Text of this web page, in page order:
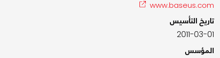
www.baseus.com
تاريخ التأسيس
2011-03-01
المؤسس